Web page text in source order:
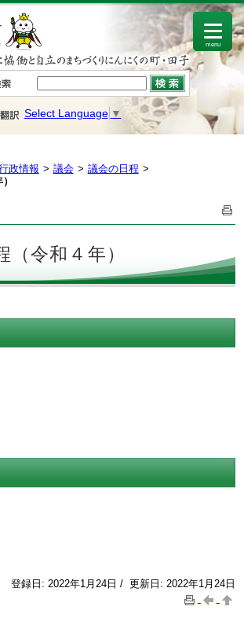
Select Language ▼
menu
政情報 議会
議会の日程
（令和４年）
登録日: 2022年1月24日 / 更新日: 2022年1月24日